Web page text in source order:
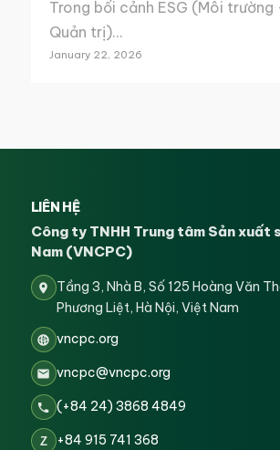
Trong bối cảnh ESG (Môi
Quản trị)…
January 22, 2026
LIÊN HỆ
Công ty TNHH Trung tâm Sản xuất
Nam (VNCPC)
Tầng 3, Nhà B, Số 125 Hoàng Văn
Phương Liệt, Hà Nội, Việt Nam
vncpc.org
vncpc@vncpc.org
(+84 24) 3868 4849
Z +84 915 741 368